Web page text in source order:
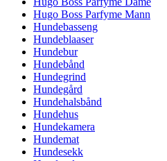
Hugo Boss Parfyme Mann
Hundebasseng
Hundeblaaser
Hundebur
Hundebånd
Hundegrind
Hundegård
Hundehalsbånd
Hundehus
Hundekamera
Hundemat
Hundesekk